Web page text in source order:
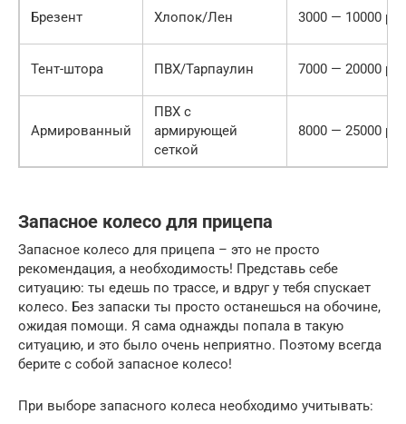
Брезент Хлопок/Лен 3000 — 10000
Тент-штора ПВХ/Тарпаулин 7000 — 20000
Армированный
ПВХ с
армирующей
сеткой
8000 — 25000
Запасное колесо для прицепа
Запасное колесо для прицепа – это не просто
рекомендация, а необходимость! Представь себе
ситуацию: ты едешь по трассе, и вдруг у тебя спускает
колесо. Без запаски ты просто останешься на обочине,
ожидая помощи. Я сама однажды попала в такую
ситуацию, и это было очень неприятно. Поэтому всегда
берите с собой запасное колесо!
При выборе запасного колеса необходимо учитывать: